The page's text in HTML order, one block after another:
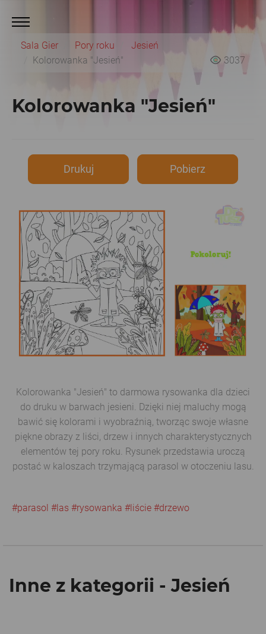
Sala Gier Pory roku
Jesień
Kolorowanka "Jesień"
3037
Kolorowanka "Jesień"
Drukuj Pobierz
Kolorowanka "Jesień" to darmowa rysowanka dla dzieci
do druku w barwach jesieni. Dzięki niej maluchy mogą
bawić się kolorami i wyobraźnią, tworząc swoje własne
piękne obrazy z liści, drzew i innych charakterystycznych
elementów tej pory roku. Rysunek przedstawia uroczą
postać w kaloszach trzymającą parasol w otoczeniu lasu.
#parasol #las #rysowanka #liście #drzewo
Inne z kategorii - Jesień